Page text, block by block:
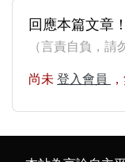
回應本篇文章！
（言責自負，請
尚未 登入會員